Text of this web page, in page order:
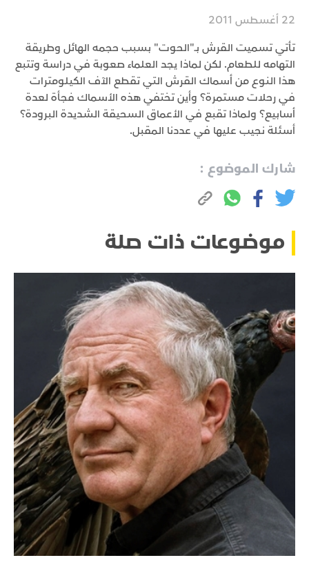
22 أغسطس 2011
تأتي تسميت القرش بـ"الحوت" بسبب حجمه الهائل وطريقة
التهامه للطعام. لكن لماذا يجد العلماء صعوبة في دراسة وتتبع
هذا النوع من أسماك القرش التي تقطع الآف الكيلومترات
في رحلات مستمرة؟ وأين تختفي هذه الأسماك فجأة لعدة
أسابيع؟ ولماذا تقبع في الأعماق السحيقة الشديدة البرودة؟
أسئلة نجيب عليها في عددنا المقبل.
شارك الموضوع :
موضوعات ذات صلة